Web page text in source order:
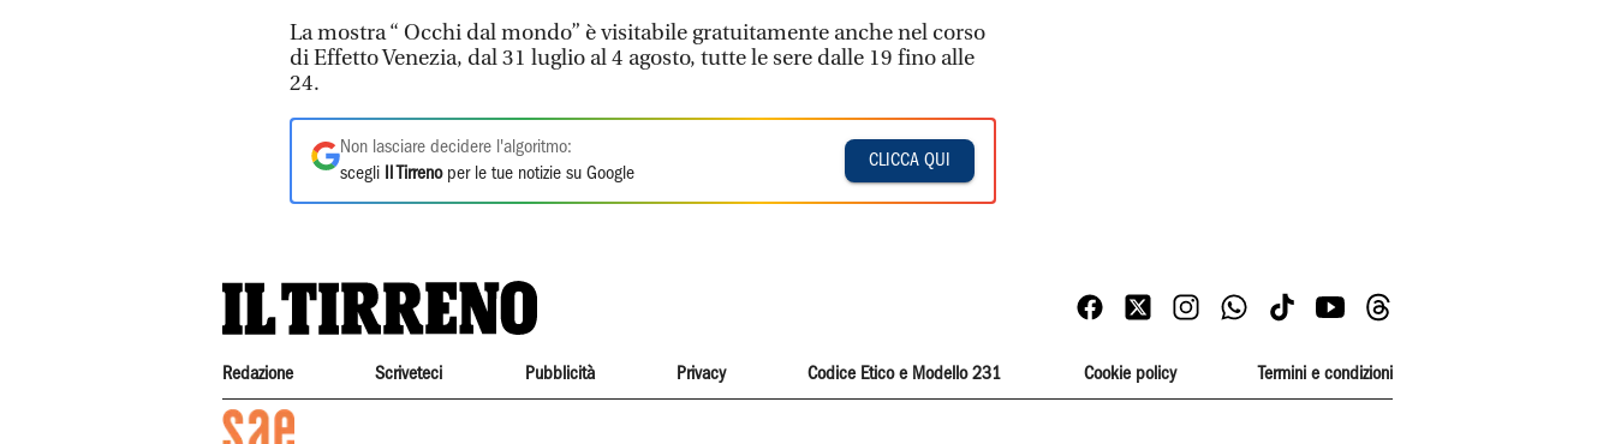
La mostra “ Occhi dal mondo” è visitabile gratuitamente anche nel corso
di Effetto Venezia, dal 31 luglio al 4 agosto, tutte le sere dalle 19 fino alle
24.
Non lasciare decidere l'algoritmo:
scegli
Il Tirrenoper le tue notizie su Google
CLICCA QUI
Redazione Scriveteci Pubblicità Privacy Codice Etico e Modello 231 Cookie policy Termini e condizioni